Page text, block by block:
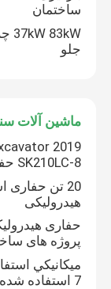
ساختمان
جلو
ماشین آلات
SK210LC-8 حفاری های دست دوم
هیدرولیکی
پروژه های
7 استفاده شده حفاری